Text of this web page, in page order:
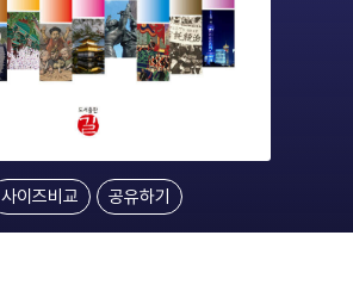
사이즈비교 공유하기